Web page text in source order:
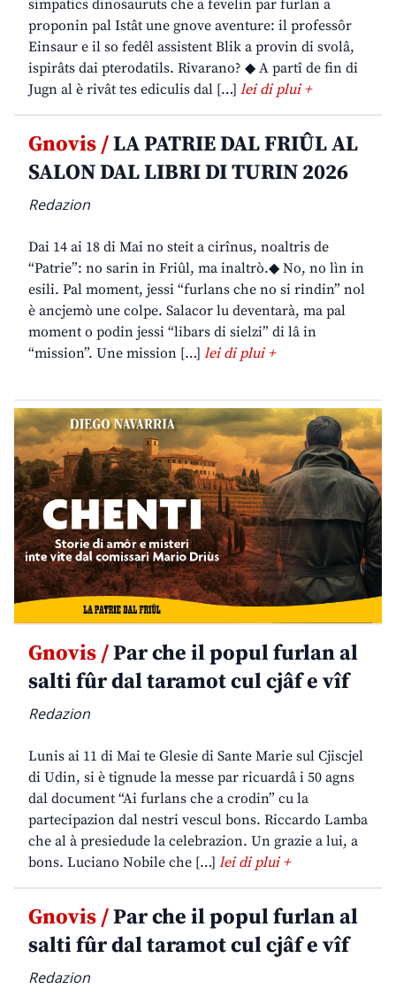
simpatics dinosauruts che a fevelin par furlan a
proponin pal Istât une gnove aventure: il professôr
Einsaur e il so fedêl assistent Blik a provin di svolâ,
ispirâts dai pterodatils. Rivarano? ◆ A partî de fin di
Jugn al è rivât tes ediculis dal […] lei di plui +
Gnovis /LA PATRIE DAL FRIÛL AL
SALON DAL LIBRI DI TURIN 2026
Redazion
Dai 14 ai 18 di Mai no steit a cirînus, noaltris de
“Patrie”: no sarin in Friûl, ma inaltrò.◆ No, no lìn in
esili. Pal moment, jessi “furlans che no si rindin” nol
è ancjemò une colpe. Salacor lu deventarà, ma pal
moment o podin jessi “libars di sielzi” di lâ in
“mission”. Une mission […] lei di plui +
Gnovis /Par che il popul furlan al
salti fûr dal taramot cul cjâf e vîf
Redazion
Lunis ai 11 di Mai te Glesie di Sante Marie sul Cjiscjel
di Udin, si è tignude la messe par ricuardâ i 50 agns
dal document “Ai furlans che a crodin” cu la
partecipazion dal nestri vescul bons. Riccardo Lamba
che al à presiedude la celebrazion. Un grazie a lui, a
bons. Luciano Nobile che […] lei di plui +
Gnovis /Par che il popul furlan al
salti fûr dal taramot cul cjâf e vîf
Redazion